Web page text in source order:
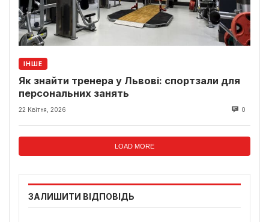
ІНШЕ
Як знайти тренера у Львові: спортзали для
персональних занять
22 Квітня, 2026 0
LOAD MORE
ЗАЛИШИТИ ВІДПОВІДЬ